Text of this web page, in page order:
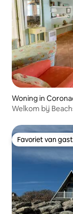
Woning in
Welkom bij
Favoriet van
Favoriet van